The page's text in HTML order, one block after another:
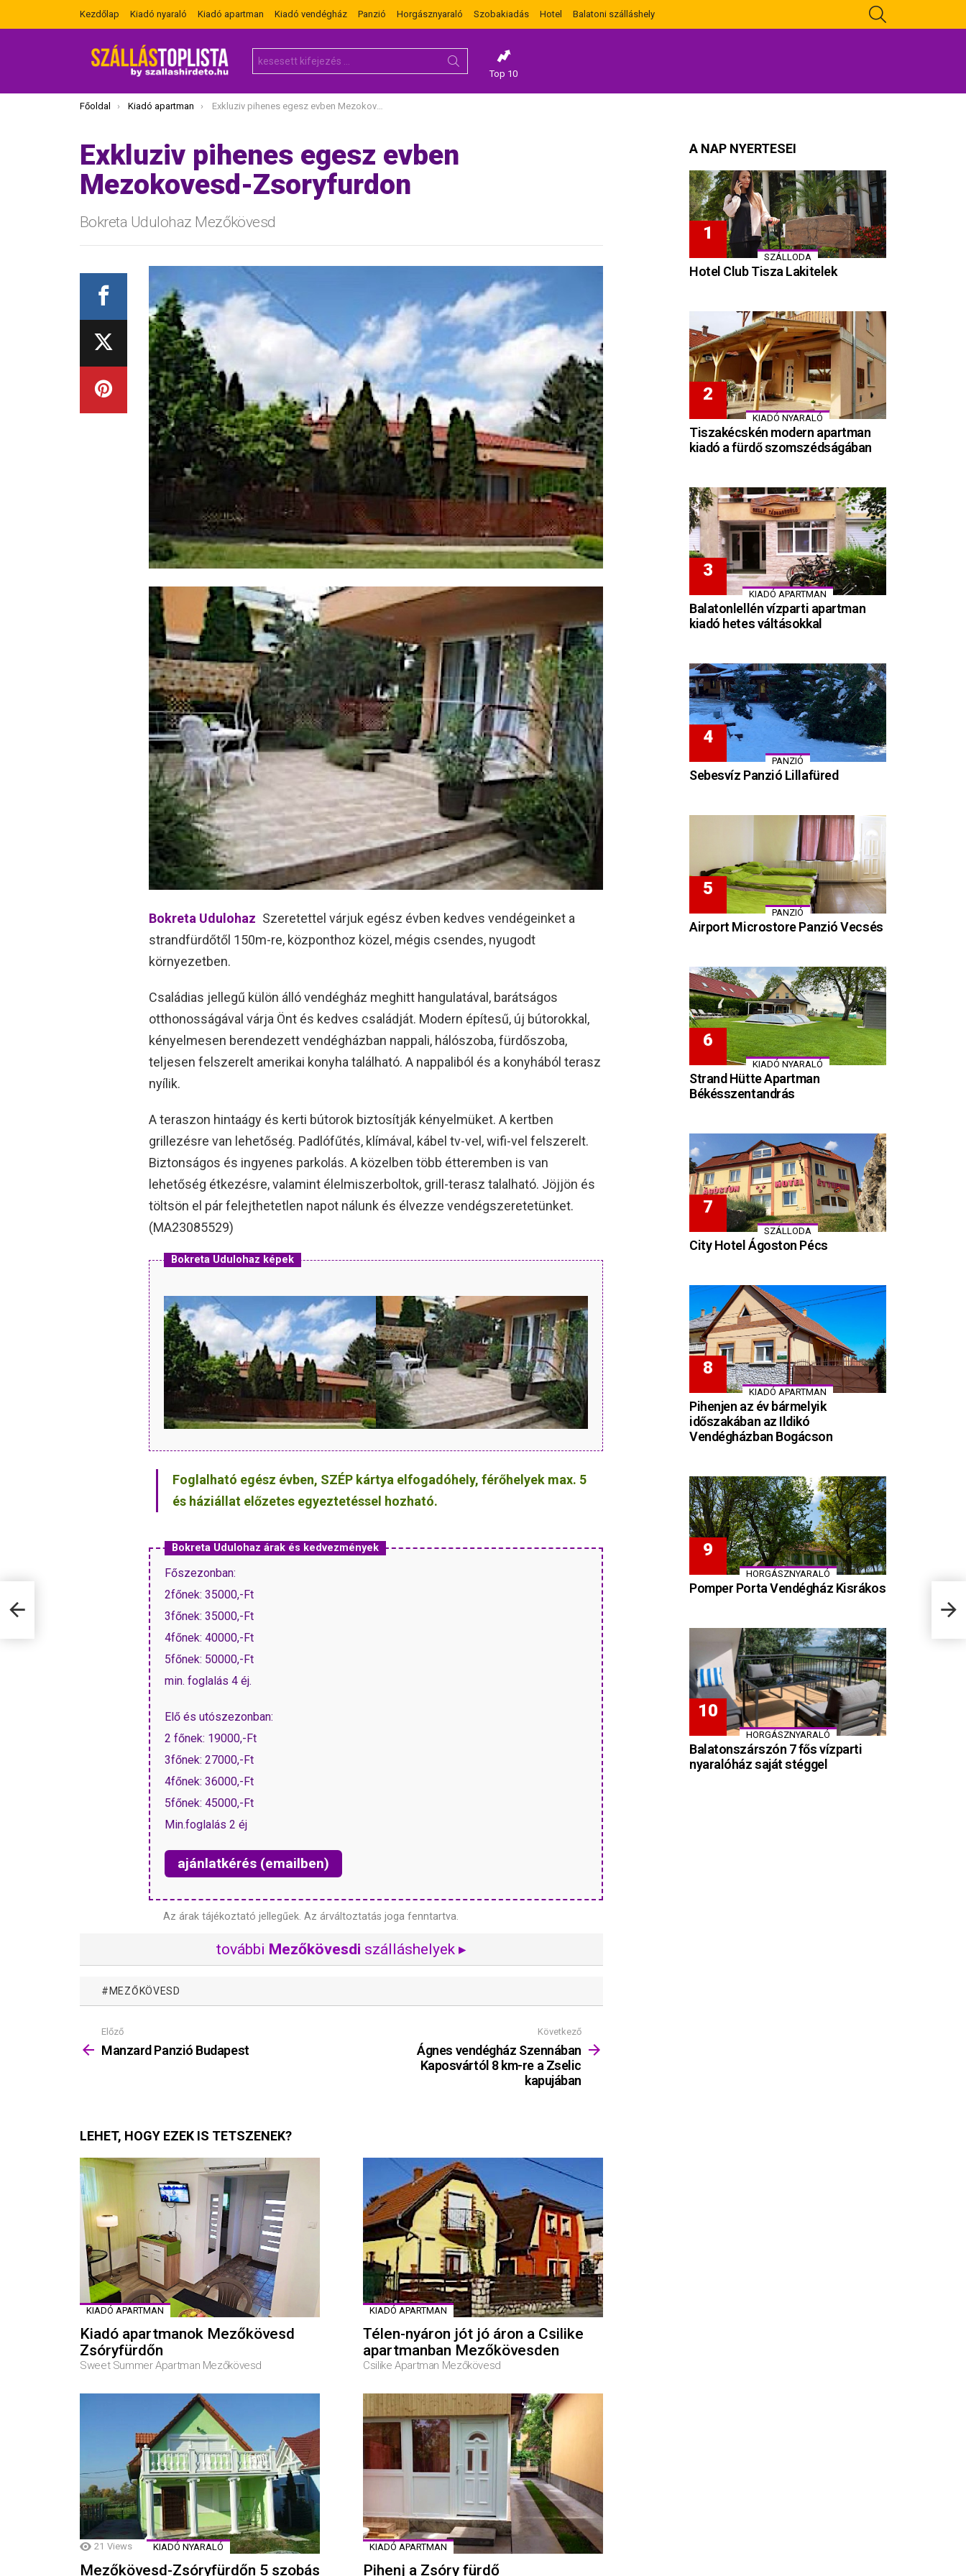
Kezdőlap Kiadó nyaraló Kiadó apartman Kiadó vendégház Panzió Horgásznyaraló Szobakiadás Hotel Balatoni szálláshely
for:
Top 10
Itt vagy most:
Főoldal Kiadó apartman Exkluziv pihenes egesz evben Mezokovesd-Zsoryfurdon
Exkluziv pihenes egesz evben
Mezokovesd-Zsoryfurdon
Bokreta Udulohaz Mezőkövesd
Bokreta Udulohaz Szeretettel várjuk egész évben kedves vendégeinket a
strandfürdőtől 150m-re, központhoz közel, mégis csendes, nyugodt
környezetben.
Családias jellegű külön álló vendégház meghitt hangulatával, barátságos
otthonosságával várja Önt és kedves családját. Modern építesű, új bútorokkal,
kényelmesen berendezett vendégházban nappali, hálószoba, fürdőszoba,
teljesen felszerelt amerikai konyha található. A nappaliból és a konyhából terasz
nyílik.
A teraszon hintaágy és kerti bútorok biztosítják kényelmüket. A kertben
grillezésre van lehetőség. Padlófűtés, klímával, kábel tv-vel, wifi-vel felszerelt.
Biztonságos és ingyenes parkolás. A közelben több étteremben is van
lehetőség étkezésre, valamint élelmiszerboltok, grill-terasz talalható. Jöjjön és
töltsön el pár felejthetetlen napot nálunk és élvezze vendégszeretetünket.
(MA23085529)
Bokreta Udulohaz képek
Foglalható egész évben, SZÉP kártya elfogadóhely, férőhelyek max. 5
és háziállat előzetes egyeztetéssel hozható.
Bokreta Udulohaz árak és kedvezmények
Főszezonban:
2főnek: 35000,-Ft
3főnek: 35000,-Ft
4főnek: 40000,-Ft
5főnek: 50000,-Ft
min. foglalás 4 éj.
Elő és utószezonban:
2 főnek: 19000,-Ft
3főnek: 27000,-Ft
4főnek: 36000,-Ft
5főnek: 45000,-Ft
Min.foglalás 2 éj
ajánlatkérés (emailben)
Az árak tájékoztató jellegűek. Az árváltoztatás joga fenntartva.
további Mezőkövesdi szálláshelyek ▸
MEZŐKÖVESD
Mutass
többet
Előző
Manzard Panzió Budapest
Következő
Ágnes vendégház Szennában
Kaposvártól 8 km-re a Zselic
kapujában
LEHET, HOGY EZEK IS TETSZENEK?
KIADÓ APARTMAN
Kiadó apartmanok Mezőkövesd
Zsóryfürdőn
Sweet Summer Apartman Mezőkövesd
KIADÓ APARTMAN
Télen-nyáron jót jó áron a Csilike
apartmanban Mezőkövesden
Csilike Apartman Mezőkövesd
21 Views KIADÓ NYARALÓ
Mezőkövesd-Zsóryfürdőn 5 szobás
KIADÓ APARTMAN
Pihenj a Zsóry fürdő
8
A NAP NYERTESEI
SZÁLLODA
Hotel Club Tisza Lakitelek
KIADÓ NYARALÓ
Tiszakécskén modern apartman
kiadó a fürdő szomszédságában
KIADÓ APARTMAN
Balatonlellén vízparti apartman
kiadó hetes váltásokkal
PANZIÓ
Sebesvíz Panzió Lillafüred
PANZIÓ
Airport Microstore Panzió Vecsés
KIADÓ NYARALÓ
Strand Hütte Apartman
Békésszentandrás
SZÁLLODA
City Hotel Ágoston Pécs
KIADÓ APARTMAN
Pihenjen az év bármelyik
időszakában az Ildikó
Vendégházban Bogácson
HORGÁSZNYARALÓ
Pomper Porta Vendégház Kisrákos
HORGÁSZNYARALÓ
Balatonszárszón 7 fős vízparti
nyaralóház saját stéggel